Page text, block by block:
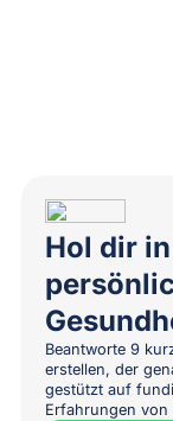
Hol dir
Beantworte 9
erstellen, der
gestützt auf
Erfahrungen von